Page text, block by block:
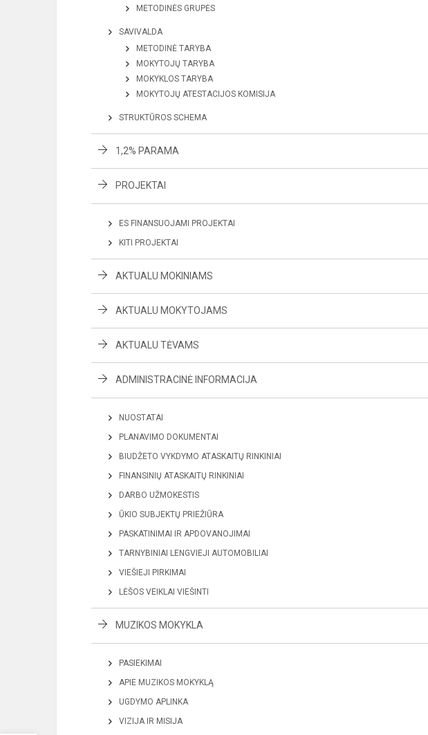
METODINĖS GRUPĖS
SAVIVALDA
METODINĖ TARYBA
MOKYTOJŲ TARYBA
MOKYKLOS TARYBA
MOKYTOJŲ ATESTACIJOS KOMISIJA
STRUKTŪROS SCHEMA
1,2% PARAMA
PROJEKTAI
ES FINANSUOJAMI PROJEKTAI
KITI PROJEKTAI
AKTUALU MOKINIAMS
AKTUALU MOKYTOJAMS
AKTUALU TĖVAMS
ADMINISTRACINĖ INFORMACIJA
NUOSTATAI
PLANAVIMO DOKUMENTAI
BIUDŽETO VYKDYMO ATASKAITŲ RINKINIAI
FINANSINIŲ ATASKAITŲ RINKINIAI
DARBO UŽMOKESTIS
ŪKIO SUBJEKTŲ PRIEŽIŪRA
PASKATINIMAI IR APDOVANOJIMAI
TARNYBINIAI LENGVIEJI AUTOMOBILIAI
VIEŠIEJI PIRKIMAI
LĖŠOS VEIKLAI VIEŠINTI
MUZIKOS MOKYKLA
PASIEKIMAI
APIE MUZIKOS MOKYKLĄ
UGDYMO APLINKA
VIZIJA IR MISIJA